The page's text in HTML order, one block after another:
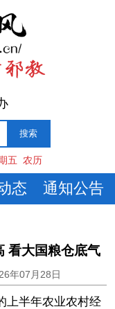
五 农历
态 通知公告
看大国粮仓底气
年07月28日
上半年农业农村经